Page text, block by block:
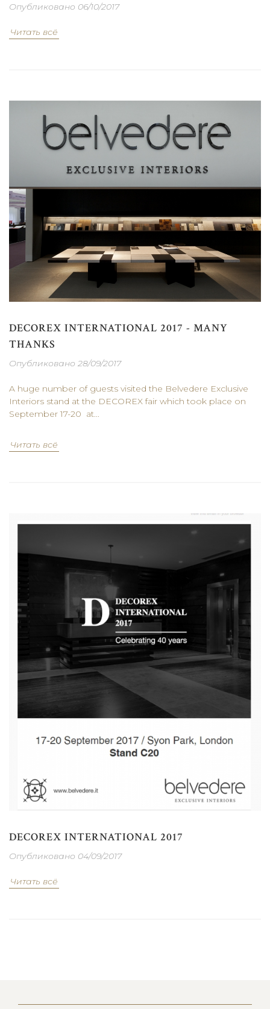
Опубликовано 06/10/2017
Читать всё
DECOREX INTERNATIONAL 2017 - MANY
THANKS
Опубликовано 28/09/2017
A huge number of guests visited the Belvedere Exclusive
Interiors stand at the DECOREX fair which took place on
September 17-20 at...
Читать всё
DECOREX INTERNATIONAL 2017
Опубликовано 04/09/2017
Читать всё